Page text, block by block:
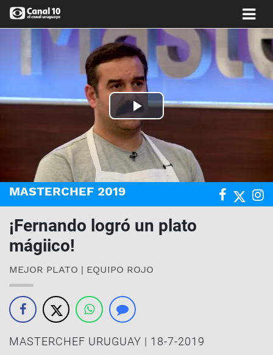
Play
Video
MASTERCHEF 2019
¡Fernando logró un plato
mágiico!
MEJOR PLATO | EQUIPO ROJO
MASTERCHEF URUGUAY | 18-7-2019